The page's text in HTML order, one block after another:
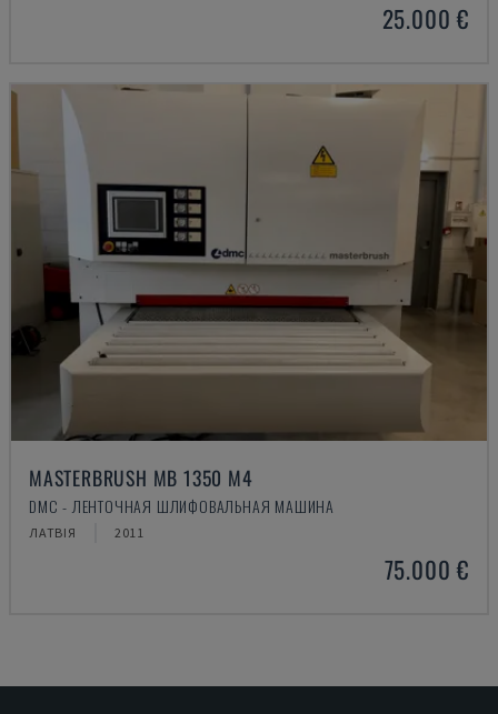
25.000 €
MASTERBRUSH MB 1350 M4
DMC - ЛЕНТОЧНАЯ ШЛИФОВАЛЬНАЯ МАШИНА
ЛАТВІЯ 2011
75.000 €